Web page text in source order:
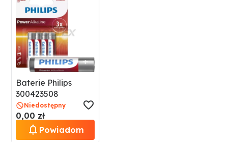
Baterie Philips
300423508
Niedostępny
0,00 zł
Powiadom